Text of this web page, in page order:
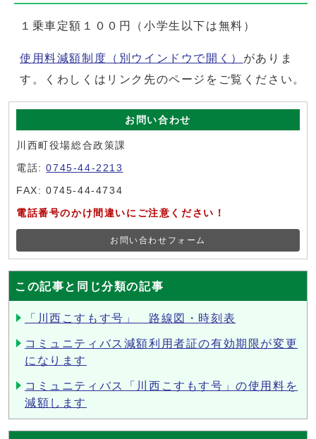
１乗車定額１００円（小学生以下は無料）
使用料減額制度 （別ウインドウで開く） がありま
す。くわしくはリンク先のページをご覧ください。
お問い合わせ
川西町役場総合政策課
電話:0745-44-2213
FAX: 0745-44-4734
電話番号のかけ間違いにご注意ください！
お問い合わせフォーム
この記事と同じ分類の記事
「川西こすもす号」 路線図・時刻表
コミュニティバス減額利用者証の有効期限が変更
になります
コミュニティバス「川西こすもす号」の使用料を
減額します